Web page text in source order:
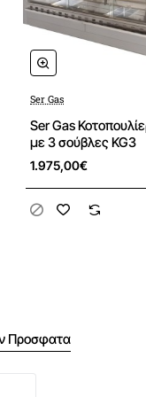
Ser Gas
Ser Gas
με 3 σούβλες KG3
1.975,00€
Προσφατα